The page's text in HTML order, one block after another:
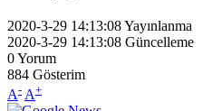
2020-3-29 14:13:08Yayınlanma
2020-3-29 14:13:08 Güncelleme
0Yorum
884 Gösterim
A- A+